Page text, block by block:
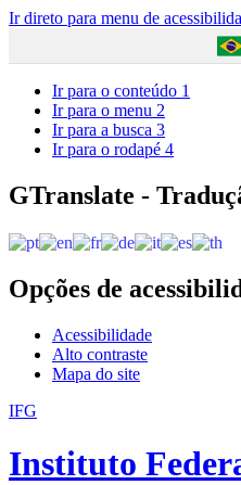
Ir direto para menu de
Ir para o conteúdo 1
Ir para o menu 2
Ir para a busca 3
Ir para o rodapé 4
GTranslate -
Opções de
Acessibilidade
Alto contraste
Mapa do site
IFG
Instituto